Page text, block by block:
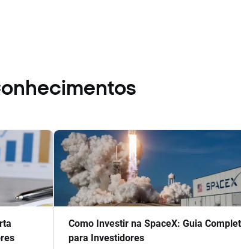
Como Investir na SpaceX: Guia
para Investidores